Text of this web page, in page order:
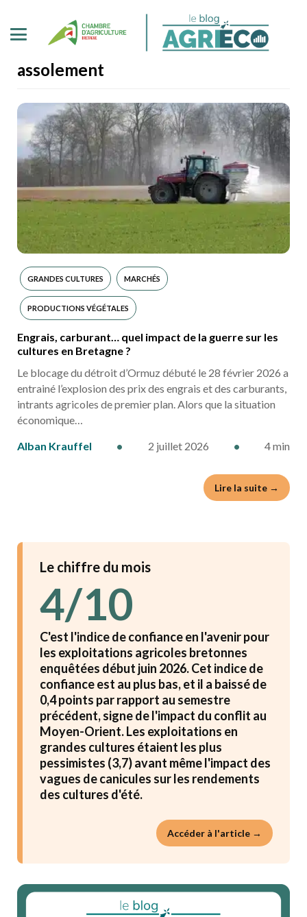
assolement
GRANDES CULTURES MARCHÉS
PRODUCTIONS VÉGÉTALES
Engrais, carburant… quel impact de la guerre sur les
cultures en Bretagne ?
Le blocage du détroit d’Ormuz débuté le 28 février 2026 a
entrainé l’explosion des prix des engrais et des carburants,
intrants agricoles de premier plan. Alors que la situation
économique…
Alban Krauffel
• 2 juillet 2026 • 4 min
Lire la suite →
Le chiffre du mois
4/10
C'est l'indice de confiance en l'avenir pour
les exploitations agricoles bretonnes
enquêtées début juin 2026. Cet indice de
confiance est au plus bas, et il a baissé de
0,4 points par rapport au semestre
précédent, signe de l'impact du conflit au
Moyen-Orient. Les exploitations en
grandes cultures étaient les plus
pessimistes (3,7) avant même l'impact des
vagues de canicules sur les rendements
des cultures d'été.
Accéder à l'article →